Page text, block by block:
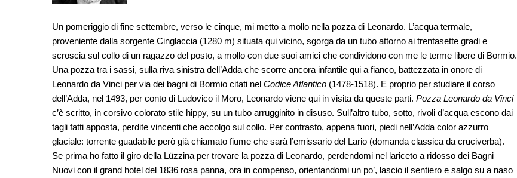
Un pomeriggio di fine settembre, verso le cinque, mi metto a mollo nella pozza di Leonardo. L’acqua termale,
proveniente dalla sorgente Cinglaccia (1280 m) situata qui vicino, sgorga da un tubo attorno ai trentasette gradi e
scroscia sul collo di un ragazzo del posto, a mollo con due suoi amici che condividono con me le terme libere di Bormio.
Una pozza tra i sassi, sulla riva sinistra dell’Adda che scorre ancora infantile qui a fianco, battezzata in onore di
Leonardo da Vinci per via dei bagni di Bormio citati nel Codice Atlantico (1478-1518). E proprio per studiare il corso
dell’Adda, nel 1493, per conto di Ludovico il Moro, Leonardo viene qui in visita da queste parti. Pozza Leonardo da Vinci
c’è scritto, in corsivo colorato stile hippy, su un tubo arrugginito in disuso. Sull’altro tubo, sotto, rivoli d’acqua escono dai
tagli fatti apposta, perdite vincenti che accolgo sul collo. Per contrasto, appena fuori, piedi nell’Adda color azzurro
glaciale: torrente guadabile però già chiamato fiume che sarà l’emissario del Lario (domanda classica da cruciverba).
Se prima ho fatto il giro della Lüzzina per trovare la pozza di Leonardo, perdendomi nel lariceto a ridosso dei Bagni
Nuovi con il grand hotel del 1836 rosa panna, ora in compenso, orientandomi un po’, lascio il sentiero e salgo su a naso